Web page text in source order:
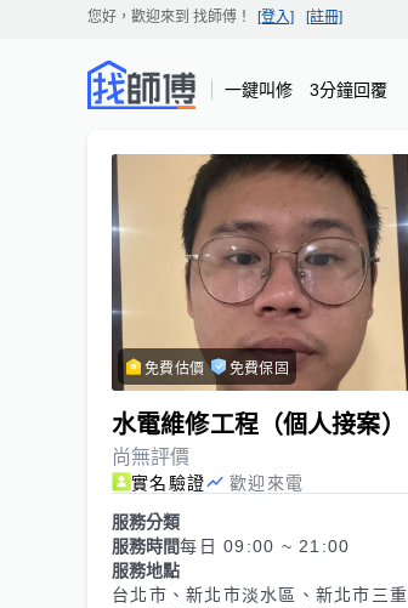
您好，歡迎來到 找師傅 ！ [登入] [註冊]
一鍵叫修 3分鐘回覆
免費估價 免費保固
水電維修工程（個人接案）
尚無評價
實名驗證
歡迎來電
服務分類
服務時間每日 09:00 ~ 21:00
服務地點
台北市、新北市淡水區、新北市三重